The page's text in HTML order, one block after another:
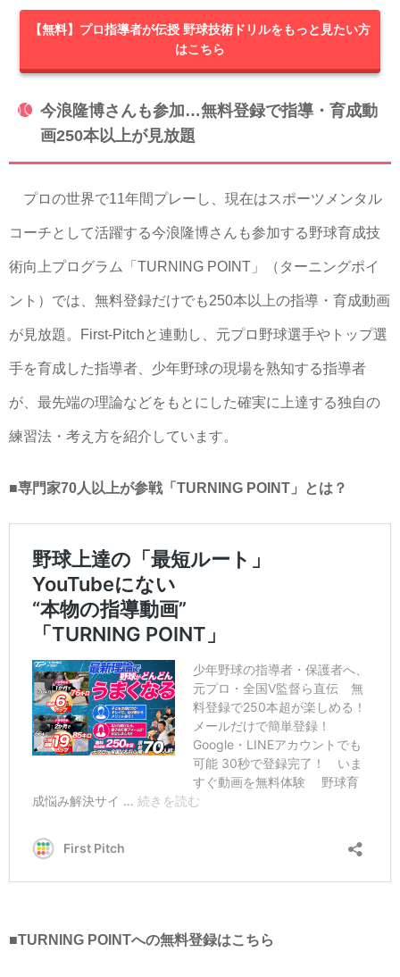
【無料】プロ指導者が伝授 野球技術ドリルをもっと見たい方
はこちら
今浪隆博さんも参加…無料登録で指導・育成動
画250本以上が見放題
プロの世界で11年間プレーし、現在はスポーツメンタル
コーチとして活躍する今浪隆博さんも参加する野球育成技
術向上プログラム「TURNING POINT」（ターニングポイ
ント）では、無料登録だけでも250本以上の指導・育成動画
が見放題。First-Pitchと連動し、元プロ野球選手やトップ選
手を育成した指導者、少年野球の現場を熟知する指導者
が、最先端の理論などをもとにした確実に上達する独自の
練習法・考え方を紹介しています。
■専門家70人以上が参戦「TURNING POINT」とは？
■TURNING POINTへの無料登録はこちら